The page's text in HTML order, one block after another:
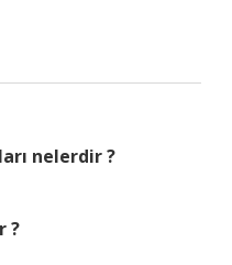
nelerdir ?
?